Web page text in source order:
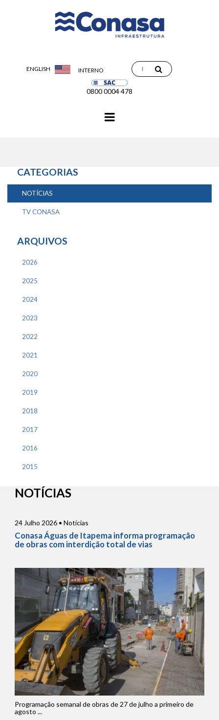
ENGLISH INTERNO
0800 0004 478
CATEGORIAS
NOTÍCIAS
TV CONASA
ARQUIVOS
2026
2025
2024
2023
2022
2021
2020
2019
2018
2017
2016
2015
NOTÍCIAS
24 Julho 2026 • Notícias
Conasa Águas de Itapema informa programação
de obras com interdição total de vias
Programação semanal de obras de 27 de julho a primeiro de
agosto ...